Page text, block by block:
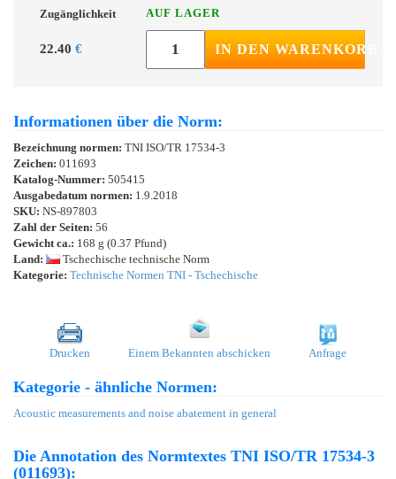
Zugänglichkeit AUF LAGER
22.40 € IN DEN WARENKORB
Informationen über die Norm:
Bezeichnung normen: TNI ISO/TR 17534-3
Zeichen: 011693
Katalog-Nummer: 505415
Ausgabedatum normen: 1.9.2018
SKU: NS-897803
Zahl der Seiten: 56
Gewicht ca.: 168 g (0.37 Pfund)
Land:
Tschechische technische Norm
Kategorie: Technische Normen TNI - Tschechische
Drucken Einem Bekannten abschicken Anfrage
Kategorie - ähnliche Normen:
Acoustic measurements and noise abatement in general
Die Annotation des Normtextes TNI ISO/TR 17534-3
(011693):